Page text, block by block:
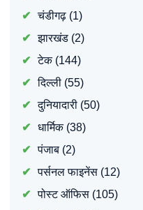
चंडीगढ़(1)
झारखंड(2)
टेक(144)
दिल्ली(55)
दुनियादारी(50)
धार्मिक(38)
पंजाब(2)
पर्सनल फाइनेंस(12)
पोस्ट ऑफिस(105)